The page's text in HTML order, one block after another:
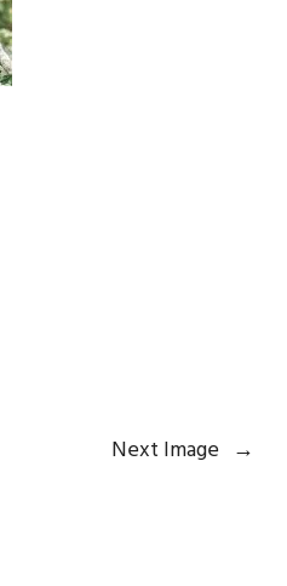
Next Image →